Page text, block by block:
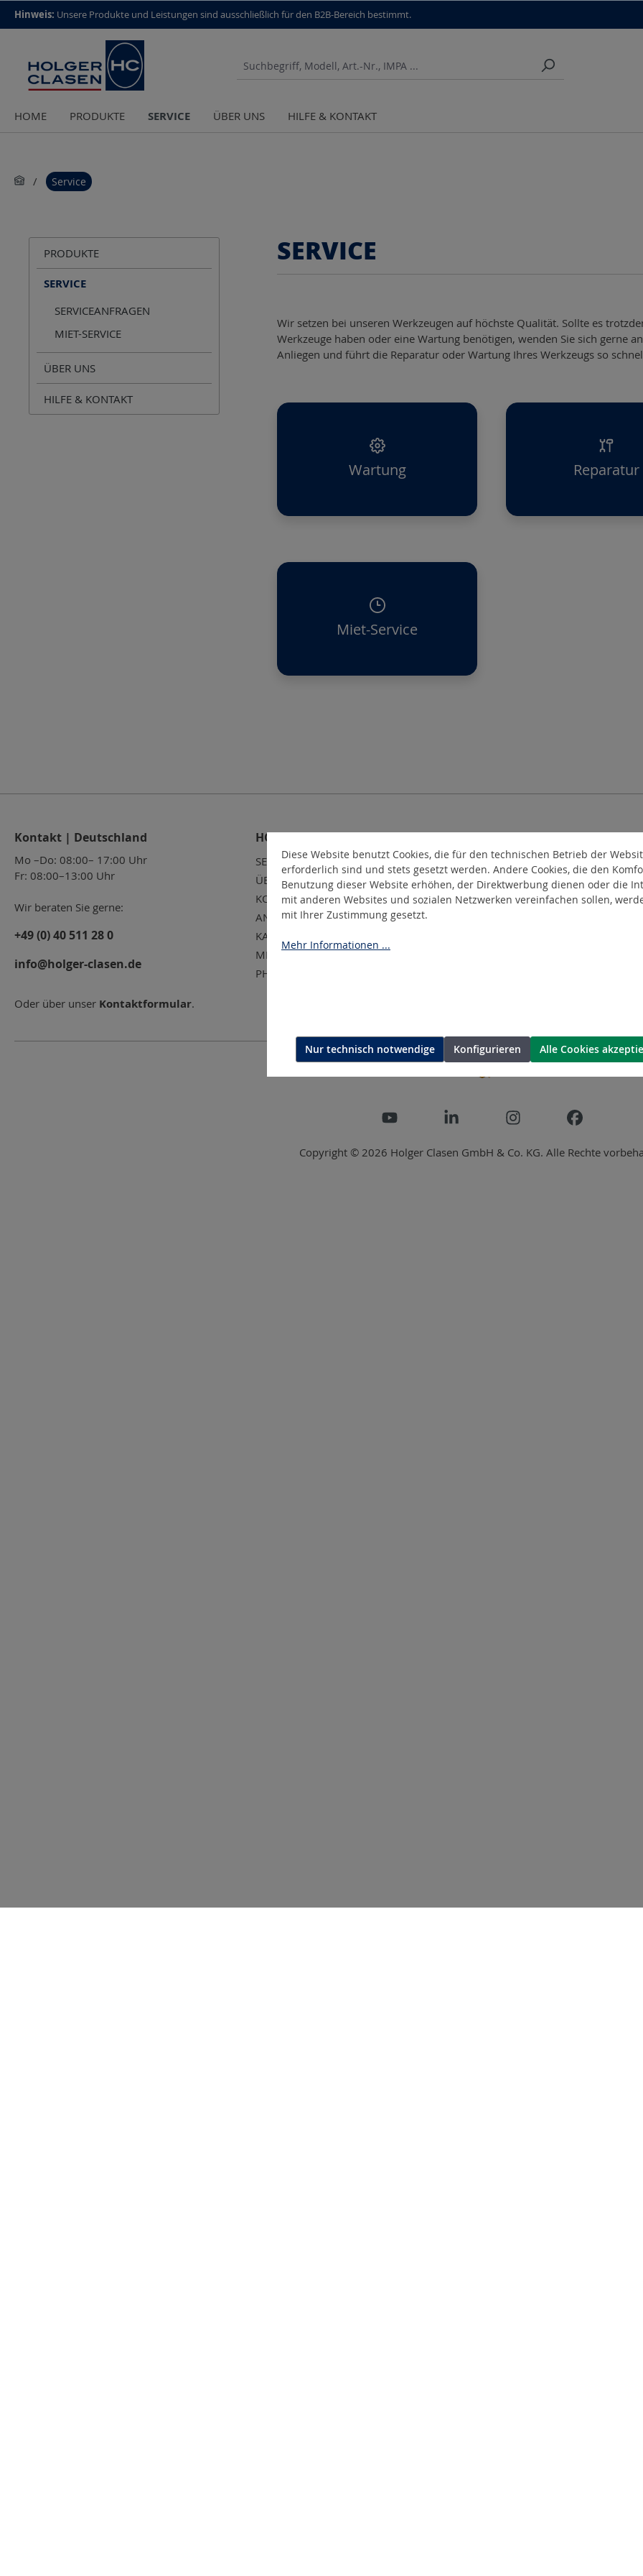
top scroll helper
Hinweis: Unsere Produkte und Leistungen sind aus­schließlich für den B2B-Bereich bestimmt.
HOME PRODUKTE SERVICE ÜBER UNS HILFE & KONTAKT
Service
PRODUKTE
SERVICE
SERVICEANFRAGEN
MIET-SERVICE
ÜBER UNS
HILFE & KONTAKT
SERVICE
Wir setzen bei unseren Werkzeugen auf höchste Qualität. Sollte es
Werkzeuge haben oder eine Wartung benötigen, wenden Sie sich gerne
Anliegen und führt die Reparatur oder Wartung Ihres Werkzeugs so
Wartung Reparatur
Miet-Service
Kontakt | Deutschland
Mo –Do: 08:00– 17:00 Uhr
Fr: 08:00–13:00 Uhr
Wir beraten Sie gerne:
+49 (0) 40 511 28 0
info@holger-clasen.de
Oder über unser Kontaktformular.
HOLGER CLASEN
SERVICE
ÜBER UNS
KONTAKT
ANSPRECHPARTNER
KARRIERE
MESSETERMINE
PHILOSOPHIE
Allgemeine
COOKIE EINSTELLUNGEN
IMPRESSUM
DATENSCHUTZ
Copyright © 2026 Holger Clasen GmbH & Co. KG. Alle Rechte
Diese Website benutzt Cookies, die für den technischen Betrieb der
erforderlich sind und stets gesetzt werden. Andere Cookies, die den
Benutzung dieser Website erhöhen, der Direktwerbung dienen oder die
mit anderen Websites und sozialen Netzwerken vereinfachen sollen,
mit Ihrer Zustimmung gesetzt.
Mehr Informationen ...
Nur technisch notwendige Konfigurieren Alle Cookies